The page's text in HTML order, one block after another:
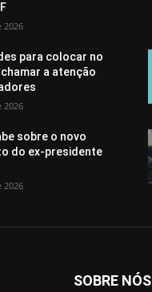
2026
para colocar no
a atenção
2026
sobre o novo
do ex-presidente
2026
SOBRE NÓS